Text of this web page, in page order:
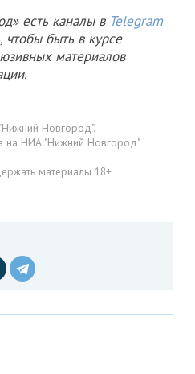
есть каналы в Telegram
чтобы быть в курсе
материалов
Новгород".
на НИА "Нижний Новгород"
материалы 18+